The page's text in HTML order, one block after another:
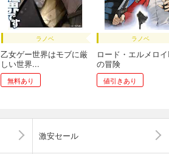
ラノベ
乙女ゲー世界はモブに厳
しい世界...
無料あり
ラノベ
ロード・エルメロ
の冒険
値引きあり
激安セール